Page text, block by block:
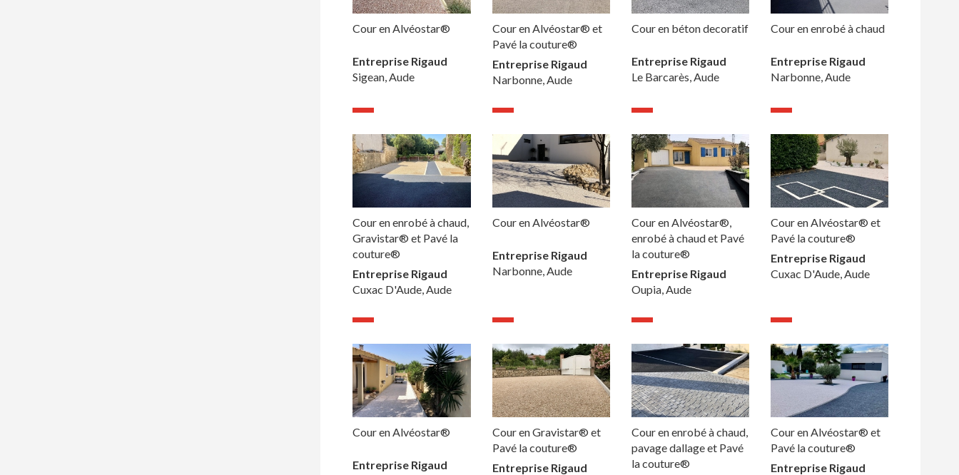
Cour en Alvéostar®
Entreprise Rigaud
Sigean, Aude
Cour en Alvéostar® et
Pavé la couture®
Entreprise Rigaud
Narbonne, Aude
Cour en béton decoratif
Entreprise Rigaud
Le Barcarès, Aude
Cour en enrobé à chaud
Entreprise Rigaud
Narbonne, Aude
Cour en enrobé à chaud,
Gravistar® et Pavé la
couture®
Entreprise Rigaud
Cuxac D'Aude, Aude
Cour en Alvéostar®
Entreprise Rigaud
Narbonne, Aude
Cour en Alvéostar®,
enrobé à chaud et Pavé
la couture®
Entreprise Rigaud
Oupia, Aude
Cour en Alvéostar® et
Pavé la couture®
Entreprise Rigaud
Cuxac D'Aude, Aude
Cour en Alvéostar®
Entreprise Rigaud
Cour en Gravistar® et
Pavé la couture®
Entreprise Rigaud
Cour en enrobé à chaud,
pavage dallage et Pavé
la couture®
Cour en Alvéostar® et
Pavé la couture®
Entreprise Rigaud